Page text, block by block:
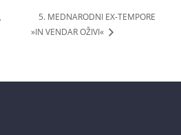
5. MEDNARODNI EX-TEMPORE
»IN VENDAR OŽIVI«